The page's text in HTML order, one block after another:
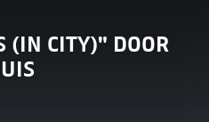
(IN CITY)" DOOR